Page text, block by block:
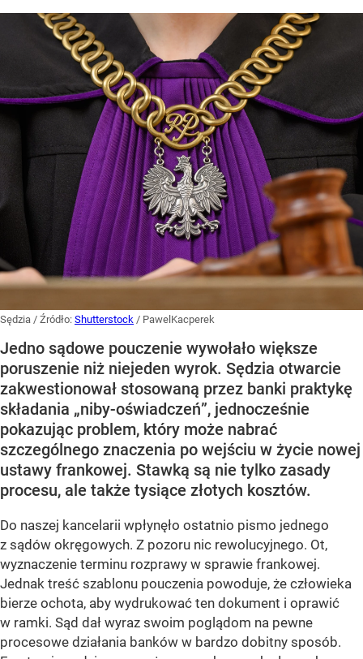
Sędzia / Źródło: Shutterstock / PawelKacperek
Jedno sądowe pouczenie wywołało większe
poruszenie niż niejeden wyrok. Sędzia otwarcie
zakwestionował stosowaną przez banki praktykę
składania „niby-oświadczeń”, jednocześnie
pokazując problem, który może nabrać
szczególnego znaczenia po wejściu w życie nowej
ustawy frankowej. Stawką są nie tylko zasady
procesu, ale także tysiące złotych kosztów.
Do naszej kancelarii wpłynęło ostatnio pismo jednego
z sądów okręgowych. Z pozoru nic rewolucyjnego. Ot,
wyznaczenie terminu rozprawy w sprawie frankowej.
Jednak treść szablonu pouczenia powoduje, że człowieka
bierze ochota, aby wydrukować ten dokument i oprawić
w ramki. Sąd dał wyraz swoim poglądom na pewne
procesowe działania banków w bardzo dobitny sposób.